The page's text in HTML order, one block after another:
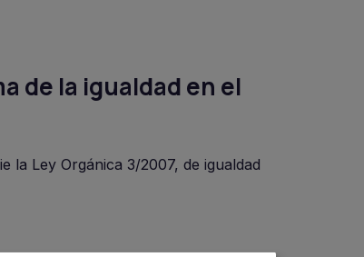
de la igualdad en el
la Ley Orgánica 3/2007, de igualdad